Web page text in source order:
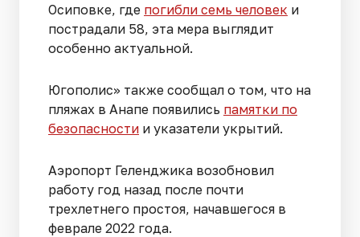
Осиповке, где погибли семь человек и
пострадали 58, эта мера выглядит
особенно актуальной.
Югополис» также сообщал о том, что на
пляжах в Анапе появились памятки по
безопасности и указатели укрытий.
Аэропорт Геленджика возобновил
работу год назад после почти
трехлетнего простоя, начавшегося в
феврале 2022 года.